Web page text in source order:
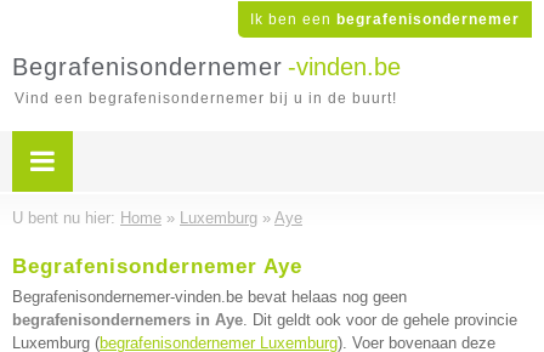
Ik ben een begrafenisondernemer
Begrafenisondernemer -vinden.be
Vind een begrafenisondernemer bij u in de buurt!
U bent nu hier: Home » Luxemburg » Aye
Begrafenisondernemer Aye
Begrafenisondernemer-vinden.be bevat helaas nog geen
begrafenisondernemers in Aye. Dit geldt ook voor de gehele provincie
Luxemburg (begrafenisondernemer Luxemburg). Voer bovenaan deze